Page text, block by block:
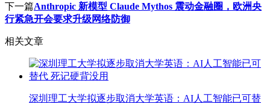
下一篇Anthropic 新模型 Claude Mythos 震动金融圈，欧洲央
行紧急开会要求升级网络防御
相关文章
深圳理工大学拟逐步取消大学英语：AI人工智能已可替